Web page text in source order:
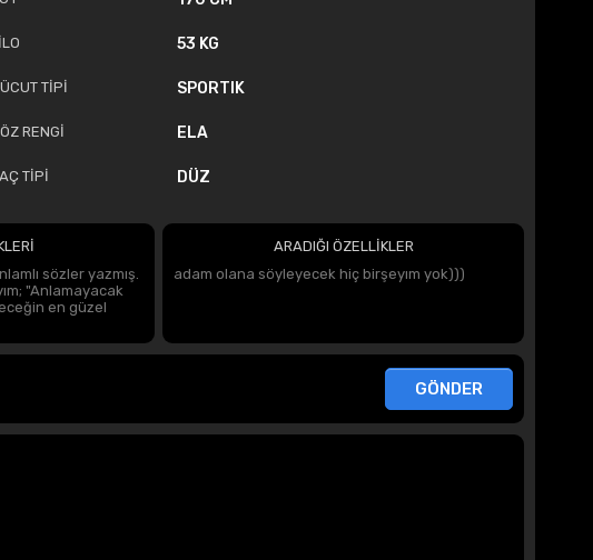
53 KG
TİPİ SPORTIK
RENGİ ELA
TİPİ DÜZ
sözler yazmış.
"Anlamayacak
en güzel
ARADIĞI ÖZELLİKLER
adam olana söyleyecek hiç birşeyım yok)))